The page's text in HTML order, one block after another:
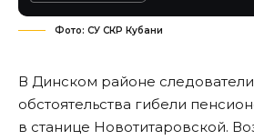
Фото: СУ СКР Кубани
В Динском районе
обстоятельства гибели
в станице Новотитаровской.